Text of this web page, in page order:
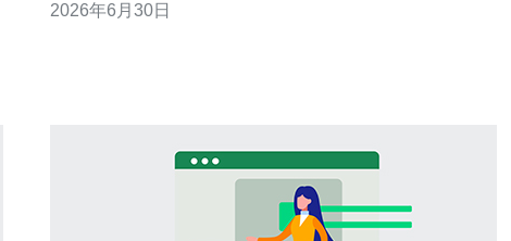
出现高延迟？ 高延迟常由物理距离、运营商路由策略和高
2026年6月30日